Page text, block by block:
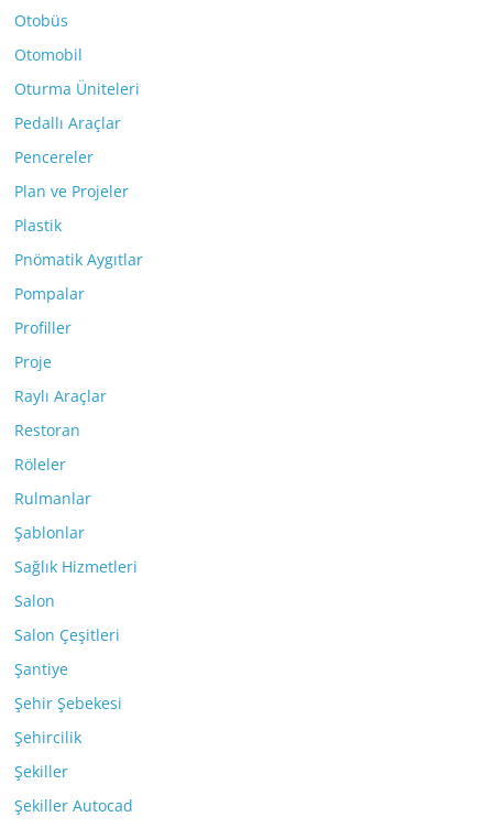
Otobüs
Otomobil
Oturma Üniteleri
Pedallı Araçlar
Pencereler
Plan ve Projeler
Plastik
Pnömatik Aygıtlar
Pompalar
Profiller
Proje
Raylı Araçlar
Restoran
Röleler
Rulmanlar
Şablonlar
Sağlık Hizmetleri
Salon
Salon Çeşitleri
Şantiye
Şehir Şebekesi
Şehircilik
Şekiller
Şekiller Autocad